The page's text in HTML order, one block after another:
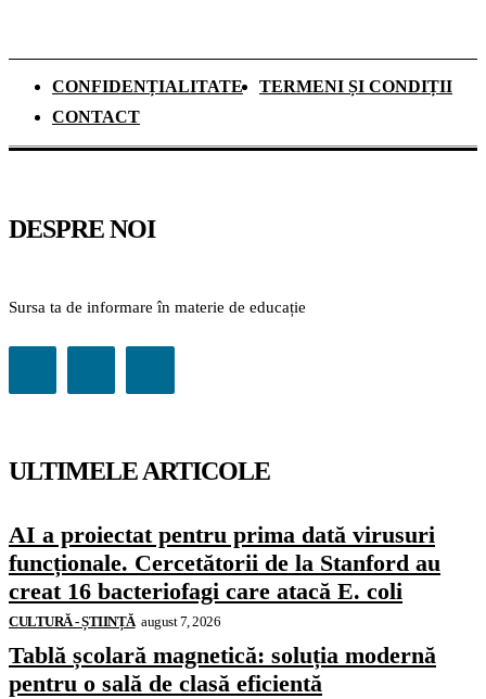
CONFIDENȚIALITATE
TERMENI ȘI CONDIȚII
CONTACT
DESPRE NOI
Sursa ta de informare în materie de educație
ULTIMELE ARTICOLE
AI a proiectat pentru prima dată virusuri
funcționale. Cercetătorii de la Stanford au
creat 16 bacteriofagi care atacă E. coli
CULTURĂ - ȘTIINȚĂ august 7, 2026
Tablă școlară magnetică: soluția modernă
pentru o sală de clasă eficientă